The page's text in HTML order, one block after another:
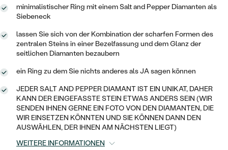
VINTAGE
AUSSERGEWÖHNLICHE
GEHÄMMERTE
VON HAND GRAVIERTE
MIT FÜLLUNG
IM SET
AUSSERGEWÖHNLICH
GESTALTE EINEN RING
WÄHLE EINEN RING
DIAMANTEN ZUM EINFASSEN
LAB GROWN DIAMANTEN ZUM
EINFASSEN
RINGE
ANHÄNGER / KETTEN
ARMBÄNDER
HERRENSCHMUCK
SCHMUCK FÜR KINDER
MINIMALISTISCHE
OHRHÄNGER
SOLITÄR
HERZ
KINDER
PIERCINGS
SOLITÄR
ZUR GEBURT EINES KINDES
PERSONALISIERT
MINIMALISTISCH
MEDAILLON
PLATIN
NACH STYL
MINIMALISTISCHE
STATEMENT
SIEGELRINGE
minimalistischer Ring mit einem Salt and Pepper Diamanten als
Siebeneck
lassen Sie sich von der Kombination der scharfen Formen des
zentralen Steins in einer Bezelfassung und dem Glanz der
seitlichen Diamanten bezaubern
ein Ring zu dem Sie nichts anderes als JA sagen können
JEDER SALT AND PEPPER DIAMANT IST EIN UNIKAT, DAHER
KANN DER EINGEFASSTE STEIN ETWAS ANDERS SEIN (WIR
SENDEN IHNEN GERNE EIN FOTO VON DEN DIAMANTEN, DIE
WIR EINSETZEN KÖNNTEN UND SIE KÖNNEN DANN DEN
AUSWÄHLEN, DER IHNEN AM NÄCHSTEN LIEGT)
WEITERE INFORMATIONEN